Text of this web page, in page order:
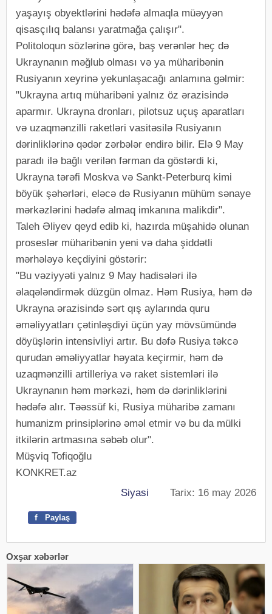
yaşayış obyektlərini hədəfə almaqla müəyyən
qisasçılıq balansı yaratmağa çalışır".
Politoloqun sözlərinə görə, baş verənlər heç də
Ukraynanın məğlub olması və ya müharibənin
Rusiyanın xeyrinə yekunlaşacağı anlamına gəlmir:
"Ukrayna artıq müharibəni yalnız öz ərazisində
aparmır. Ukrayna dronları, pilotsuz uçuş aparatları
və uzaqmənzilli raketləri vasitəsilə Rusiyanın
dərinliklərinə qədər zərbələr endirə bilir. Elə 9 May
paradı ilə bağlı verilən fərman da göstərdi ki,
Ukrayna tərəfi Moskva və Sankt-Peterburq kimi
böyük şəhərləri, eləcə də Rusiyanın mühüm sənaye
mərkəzlərini hədəfə almaq imkanına malikdir".
Taleh Əliyev qeyd edib ki, hazırda müşahidə olunan
proseslər müharibənin yeni və daha şiddətli
mərhələyə keçdiyini göstərir:
"Bu vəziyyəti yalnız 9 May hadisələri ilə
əlaqələndirmək düzgün olmaz. Həm Rusiya, həm də
Ukrayna ərazisində sərt qış aylarında quru
əməliyyatları çətinləşdiyi üçün yay mövsümündə
döyüşlərin intensivliyi artır. Bu dəfə Rusiya təkcə
qurudan əməliyyatlar həyata keçirmir, həm də
uzaqmənzilli artilleriya və raket sistemləri ilə
Ukraynanın həm mərkəzi, həm də dərinliklərini
hədəfə alır. Təəssüf ki, Rusiya müharibə zamanı
humanizm prinsiplərinə əməl etmir və bu da mülki
itkilərin artmasına səbəb olur".
Müşviq Tofiqoğlu
KONKRET.az
Siyasi Tarix: 16 may 2026
f Paylaş
Oxşar xəbərlər